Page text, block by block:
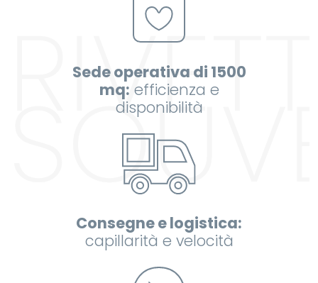
Sede operativa di 1500
mq: efficienza e
disponibilità
Consegne e logistica:
capillarità e velocità